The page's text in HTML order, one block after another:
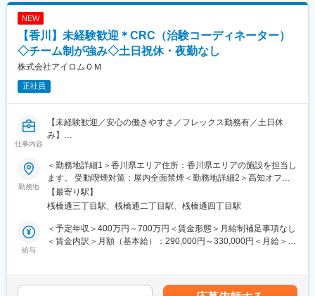
CRCとして幅広い経験を積むことや、スペシャリストとして特定
の疾患領域の専門的な経験を積んでいくことも可能です。
また、グループの垣根を超えCRCからSMAやCRAへのキャリアチ
方もいらっしゃいます。
（2）スケジュール管理力：
治験には決まった検査や診察の予定があるため、患者さんが無理
なく通えるように予定を調整する力が身につきます。
（3）医療の知識：
（4）パソコンや書類の整理力：
検査の結果を記録したり、書類をまとめたりする仕事もありま
（5）チームで働く力：
治験は医師、看護師、薬剤師など、いろんな職種の人と協力して
進めるので、チームワークの大切さを学べます。
【同社で働くメリット】
■安心の働きやすさ：
フレックスタイム制も取り入れ、柔軟に働き方をアレンジ可能。
NEW
【香川】未経験歓迎＊CRC（治験コーディネーター）
◇チーム制が強み◇土日祝休・夜勤なし
株式会社アイロムＯＭ
正社員
仕事内容
【未経験歓迎／安心の働きやすさ／フレックス勤務有／土日休
み】
■業務詳細／治験コーディネーター（CRCって何？）
新しい薬や治療法が安全で効果的かどうかを確かめるための臨床
試験（治験）をサポートする仕事です。
＜具体的に＞
患者さんが治験に参加する手続きを助けたり、治験中のデータを
収集・管理をします。
また、患者さんや医師とのコミュニケーションを取り、試験がス
に貢献できるやりがいのある仕事です。
勤務地
＜勤務地詳細1＞香川県エリア住所：香川県エリアの施設を担当し
ます。 受動喫煙対策：屋内全面禁煙＜勤務地詳細2＞高知オフィ
ス住所：高知県高知市仲田町12-27 受動喫煙対策：屋内全面禁煙
変更の範囲：会社の定める事業所
【最寄り駅】
桟橋通三丁目駅、桟橋通二丁目駅、桟橋通四丁目駅
給与
＜予定年収＞400万円～700万円＜賃金形態＞月給制補足事項なし
＜賃金内訳＞月額（基本給）：290,000円～330,000円＜月給＞
る可能性があります。月給(月額)は固定手当を含めた表記です。